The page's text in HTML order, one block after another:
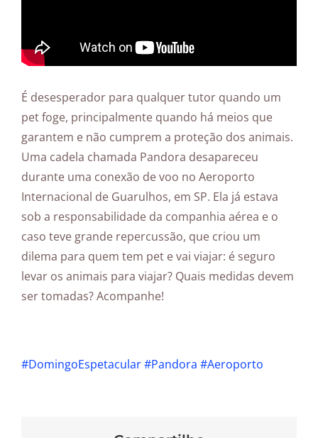
É desesperador para qualquer tutor quando um
pet foge, principalmente quando há meios que
garantem e não cumprem a proteção dos animais.
Uma cadela chamada Pandora desapareceu
durante uma conexão de voo no Aeroporto
Internacional de Guarulhos, em SP. Ela já estava
sob a responsabilidade da companhia aérea e o
caso teve grande repercussão, que criou um
dilema para quem tem pet e vai viajar: é seguro
levar os animais para viajar? Quais medidas devem
ser tomadas? Acompanhe!
#DomingoEspetacular#Pandora #Aeroporto